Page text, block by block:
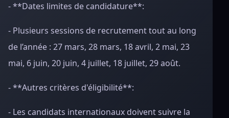
- **Dates limites de candidature**:
- Plusieurs sessions de recrutement tout au long
de l’année : 27 mars, 28 mars, 18 avril, 2 mai, 23
mai, 6 juin, 20 juin, 4 juillet, 18 juillet, 29 août.
- **Autres critères d'éligibilité**:
- Les candidats internationaux doivent suivre la